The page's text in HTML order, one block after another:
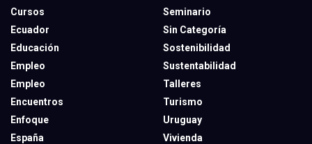
Cursos
Ecuador
Educación
Empleo
Empleo
Encuentros
Enfoque
España
Seminario
Sin Categoría
Sostenibilidad
Sustentabilidad
Talleres
Turismo
Uruguay
Vivienda